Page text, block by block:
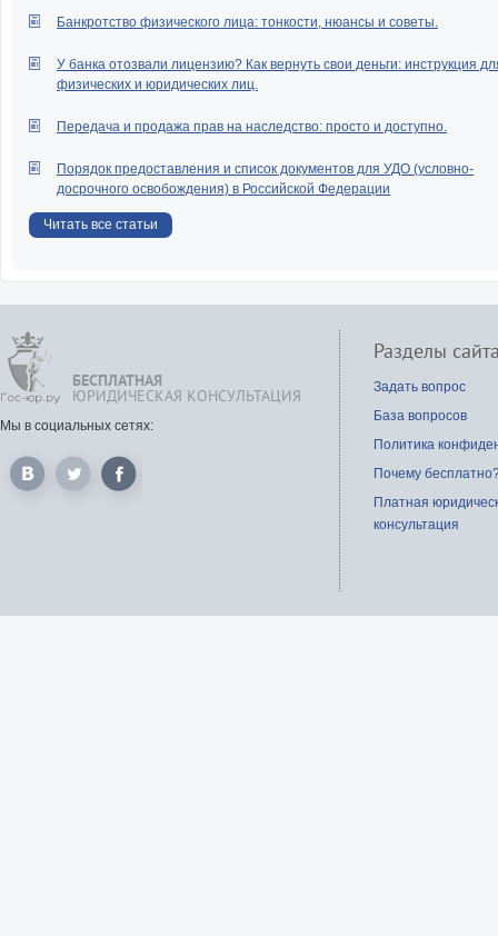
Банкротство физического лица: тонкости, нюансы и советы.
У банка отозвали лицензию? Как вернуть свои деньги: инструкция
физических и юридических лиц.
Передача и продажа прав на наследство: просто и доступно.
Порядок предоставления и список документов для УДО (условно-
досрочного освобождения) в Российской Федерации
Читать все статьи
БЕСПЛАТНАЯ
ЮРИДИЧЕСКАЯ КОНСУЛЬТАЦИЯ
Мы в социальных сетях:
Разделы
Задать вопрос
База вопросов
Политика
Почему
Платная
консультация